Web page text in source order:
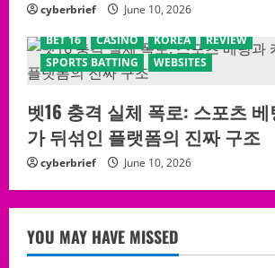
cyberbrief
June 10, 2026
BET 16
CASINO KOREA
REVIEW
SPORTS BATTING
WEBSITES
벳16 충격 실체 폭로: 스포츠
가 뒤섞인 플랫폼의 진짜 구조
cyberbrief June 10, 2026
YOU MAY HAVE MISSED